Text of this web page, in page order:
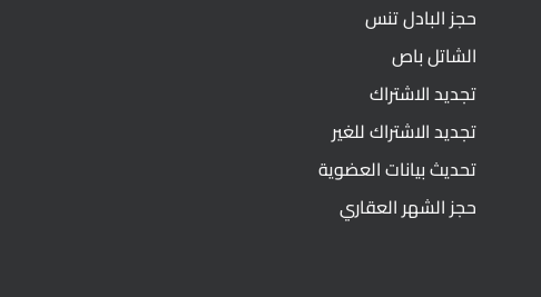
حجز البادل تنس
الشاتل باص
تجديد الاشتراك
تجديد الاشتراك للغير
تحديث بيانات العضوية
حجز الشهر العقاري